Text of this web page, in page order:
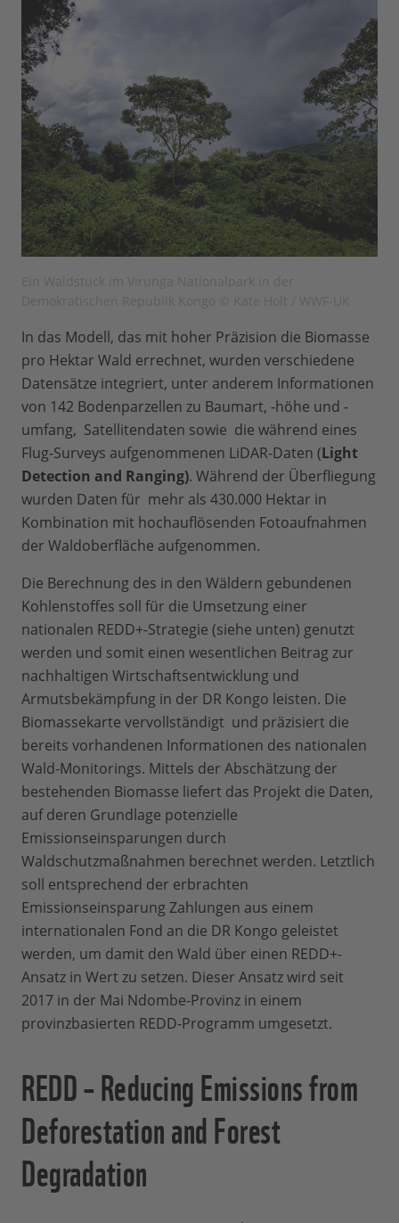
In das Modell, das mit hoher Präzision die Biomasse
pro Hektar Wald errechnet, wurden verschiedene
Datensätze integriert, unter anderem Informationen
von 142 Bodenparzellen zu Baumart, -höhe und -
umfang, Satellitendaten sowie die während eines
Flug-Surveys aufgenommenen LiDAR-Daten (Light
Detection and Ranging). Während der Überfliegung
wurden Daten für mehr als 430.000 Hektar in
Kombination mit hochauflösenden Fotoaufnahmen
der Waldoberfläche aufgenommen.
Die Berechnung des in den Wäldern gebundenen
Kohlenstoffes soll für die Umsetzung einer
nationalen REDD+-Strategie (siehe unten) genutzt
werden und somit einen wesentlichen Beitrag zur
nachhaltigen Wirtschaftsentwicklung und
Armutsbekämpfung in der DR Kongo leisten. Die
Biomassekarte vervollständigt und präzisiert die
bereits vorhandenen Informationen des nationalen
Wald-Monitorings. Mittels der Abschätzung der
bestehenden Biomasse liefert das Projekt die Daten,
auf deren Grundlage potenzielle
Emissionseinsparungen durch
Waldschutzmaßnahmen berechnet werden. Letztlich
soll entsprechend der erbrachten
Emissionseinsparung Zahlungen aus einem
internationalen Fond an die DR Kongo geleistet
werden, um damit den Wald über einen REDD+-
Ansatz in Wert zu setzen. Dieser Ansatz wird seit
2017 in der Mai Ndombe-Provinz in einem
provinzbasierten REDD-Programm umgesetzt.
REDD – Reducing Emissions from
Deforestation and Forest
Degradation